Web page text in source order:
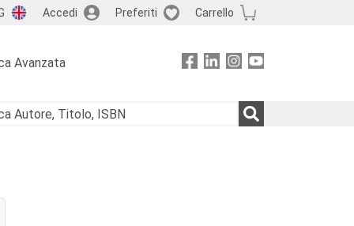
Accedi Preferiti Carrello
Avanzata